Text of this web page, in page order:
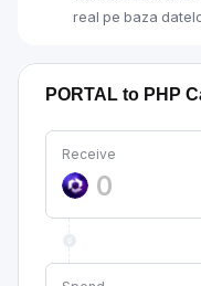
real pe baza
PORTAL to PHP
Receive